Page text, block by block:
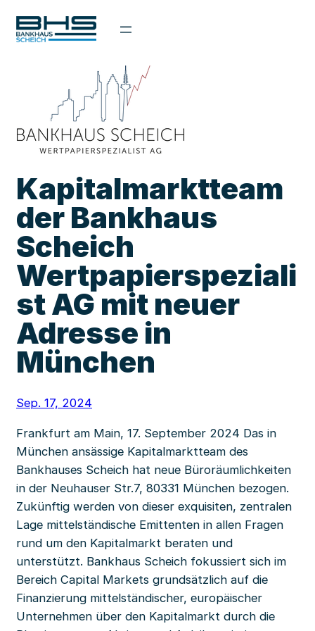
Zum
Inhalt
Kapitalmarktteam
der Bankhaus
Scheich
Wertpapierspeziali
st AG mit neuer
Adresse in
München
Sep. 17, 2024
Frankfurt am Main, 17. September 2024 Das in
München ansässige Kapitalmarktteam des
Bankhauses Scheich hat neue Büroräumlichkeiten
in der Neuhauser Str.7, 80331 München bezogen.
Zukünftig werden von dieser exquisiten, zentralen
Lage mittelständische Emittenten in allen Fragen
rund um den Kapitalmarkt beraten und
unterstützt. Bankhaus Scheich fokussiert sich im
Bereich Capital Markets grundsätzlich auf die
Finanzierung mittelständischer, europäischer
Unternehmen über den Kapitalmarkt durch die